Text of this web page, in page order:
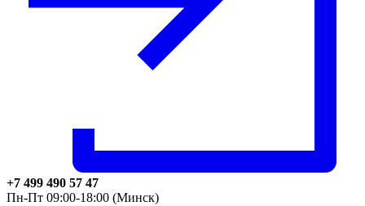
+7 499 490 57 47
Пн-Пт 09:00-18:00 (Минск)